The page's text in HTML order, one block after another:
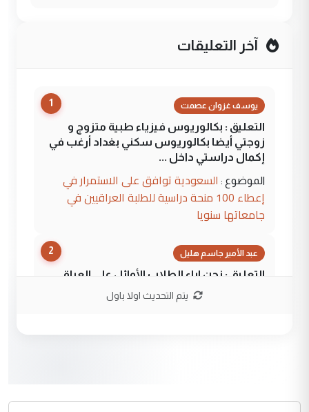
آخر التعليقات
1 يوسف غزوان عصمت
التعليق : بكالوريوس فيزياء طبية متزوج و
زوجتي أيضا بكالوريوس سكني بغداد أرغب في
إكمال دراستي داخل ...
الموضوع : السعودية توافق على الاستمرار في
إعطاء 100 منحة دراسية للطلبة العراقيين في
جامعاتها سنويا
2 عبد الأمير جاسم هليل
التعليق : نحن اباء الطلاب الأوائل على العراق
نتشرف بلقاء السيد احمد الصافي في العتبات
التعليق : قرار مستعجل جدا ولامصلحة فيه
يتم التحديث اولا باول